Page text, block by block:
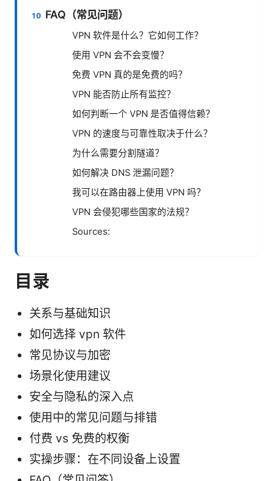
FAQ（常见问题）
VPN 软件是什么？它如何工作？
使用 VPN 会不会变慢？
免费 VPN 真的是免费的吗？
VPN 能否防止所有监控？
如何判断一个 VPN 是否值得信赖？
VPN 的速度与可靠性取决于什么？
为什么需要分割隧道？
如何解决 DNS 泄漏问题？
我可以在路由器上使用 VPN 吗？
VPN 会侵犯哪些国家的法规？
Sources:
目录
关系与基础知识
如何选择 vpn 软件
常见协议与加密
场景化使用建议
安全与隐私的深入点
使用中的常见问题与排错
付费 vs 免费的权衡
实操步骤：在不同设备上设置